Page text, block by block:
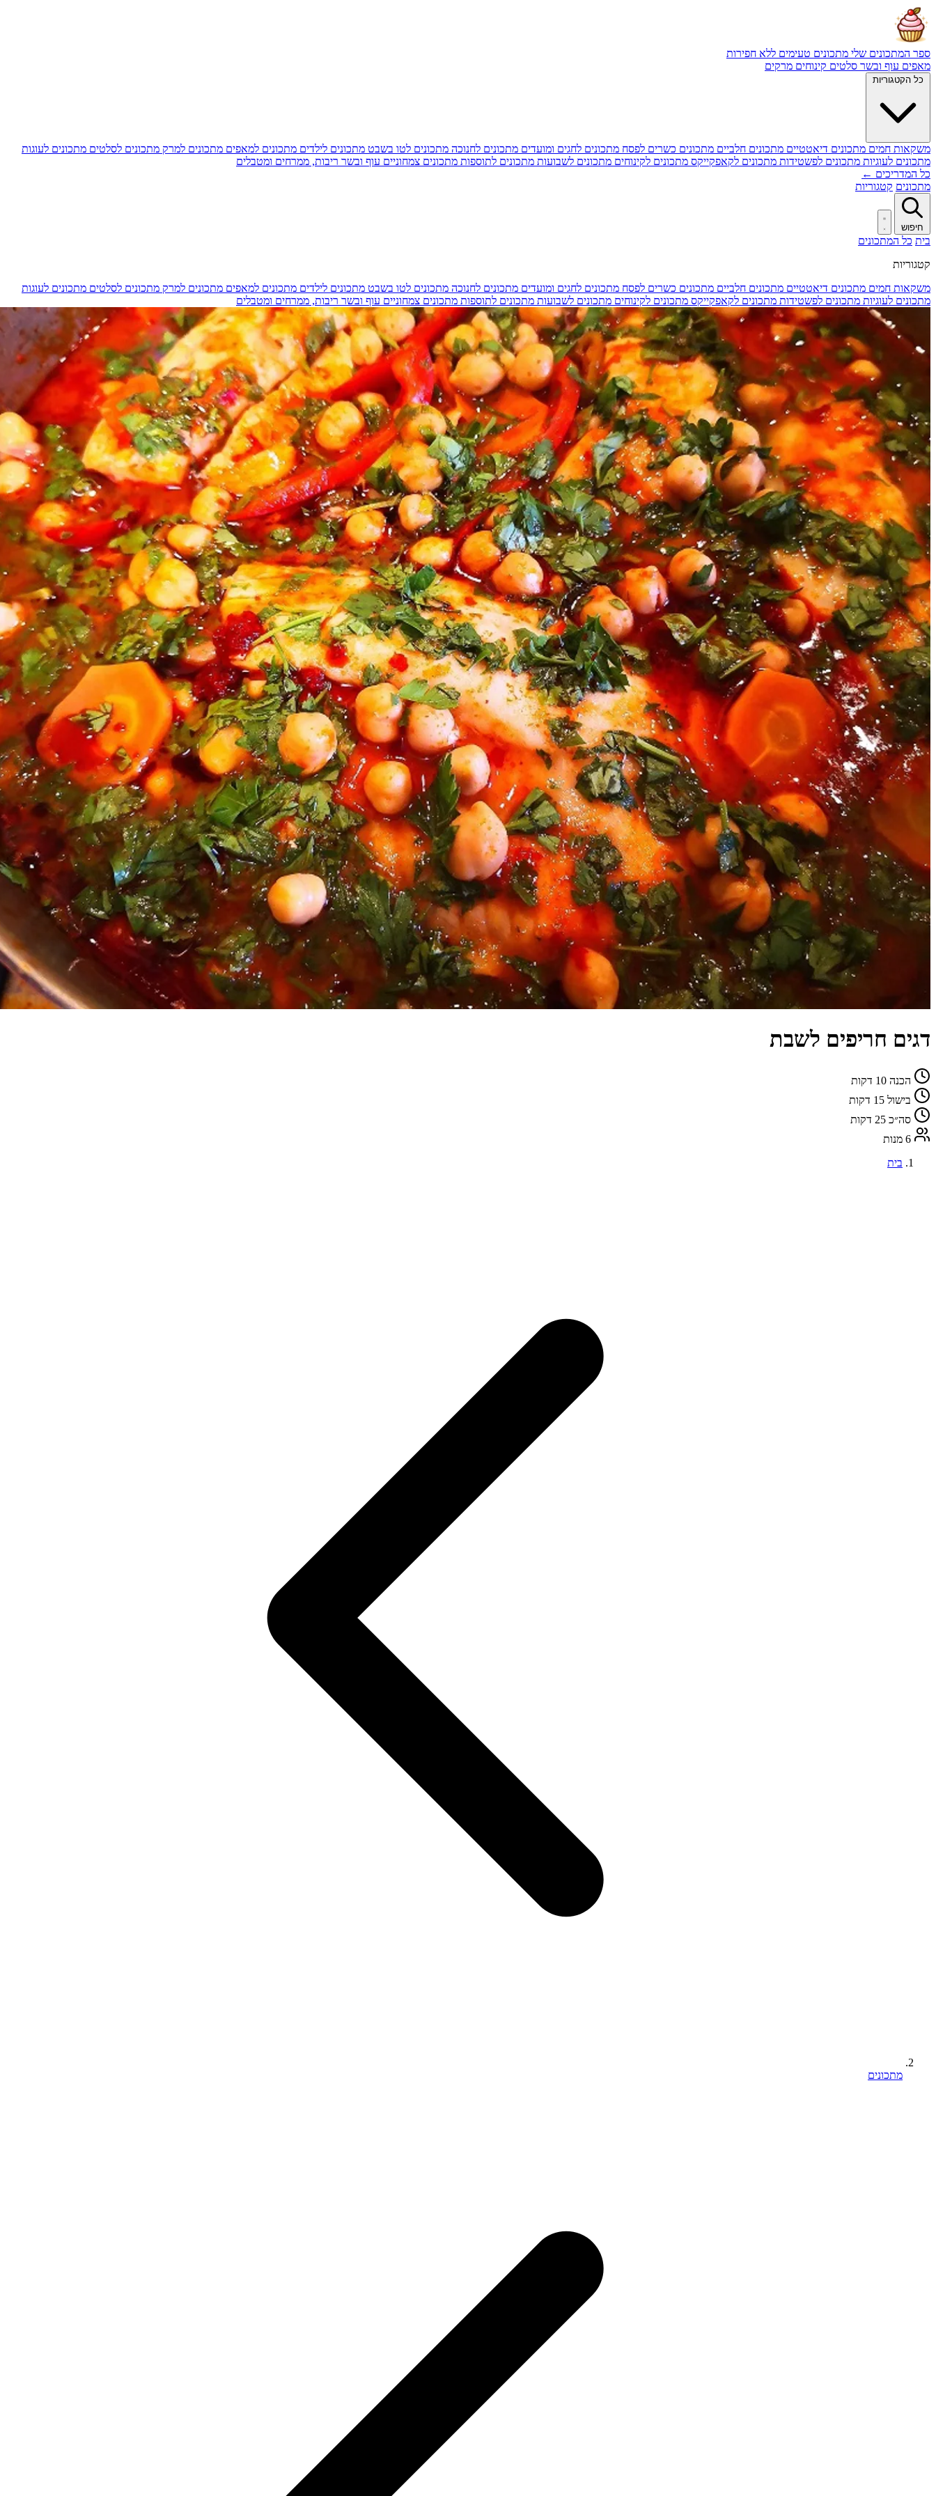
ספר המתכונים שלי מתכונים טעימים ללא חפירות
מאפים עוף ובשר סלטים קינוחים מרקים
כל הקטגוריות
משקאות חמים מתכונים דיאטטיים מתכונים חלביים מתכונים כשרים לפסח מתכונים לחגים ומועדים מתכונים לחנוכה מתכונים לטו בשבט מתכונים לילדים מתכונים למאפים מתכונים למרק מתכונים לסלטים מתכונים לעוגות
מתכונים לעוגיות מתכונים לפשטידות מתכונים לקאפקייקס מתכונים לקינוחים מתכונים לשבועות מתכונים לתוספות מתכונים צמחוניים עוף ובשר ריבות, ממרחים ומטבלים
כל המדריכים ←
מתכונים קטגוריות
חיפוש
בית כל המתכונים
קטגוריות
משקאות חמים מתכונים דיאטטיים מתכונים חלביים מתכונים כשרים לפסח מתכונים לחגים ומועדים מתכונים לחנוכה מתכונים לטו בשבט מתכונים לילדים מתכונים למאפים מתכונים למרק מתכונים לסלטים מתכונים לעוגות
מתכונים לעוגיות מתכונים לפשטידות מתכונים לקאפקייקס מתכונים לקינוחים מתכונים לשבועות מתכונים לתוספות מתכונים צמחוניים עוף ובשר ריבות, ממרחים ומטבלים
דגים חריפים לשבת
הכנה
בישול
סה״כ
6 מנות
בית
מתכונים